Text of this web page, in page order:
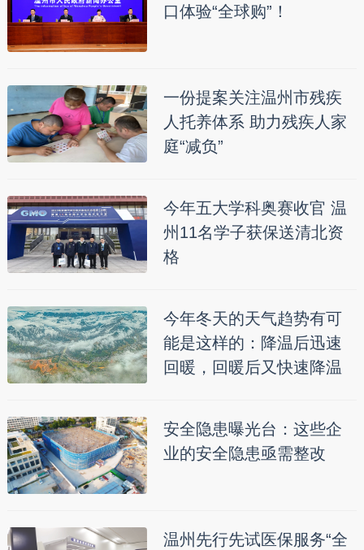
口体验“全球购”！
一份提案关注温州市残疾
人托养体系 助力残疾人家
庭“减负”
今年五大学科奥赛收官 温
州11名学子获保送清北资
格
今年冬天的天气趋势有可
能是这样的：降温后迅速
回暖，回暖后又快速降温
安全隐患曝光台：这些企
业的安全隐患亟需整改
温州先行先试医保服务“全